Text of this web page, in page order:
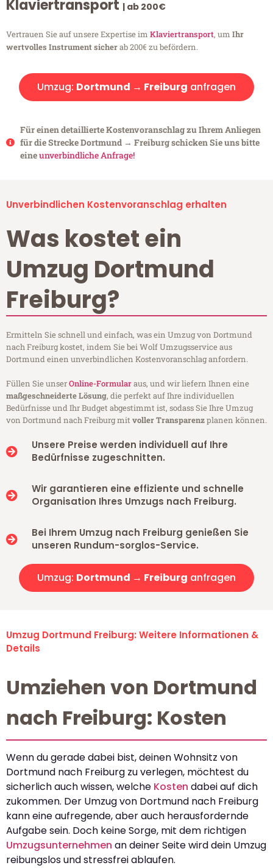
Klaviertransport | ab 200€
Vertrauen Sie auf unsere Expertise im Klaviertransport, um Ihr
wertvolles Instrument sicherab 200€ zu befördern.
Umzug: Dortmund → Freiburg anfragen
Für einen detaillierte Kostenvoranschlag zu Ihrem Anliegen
für die Strecke Dortmund → Freiburg schicken Sie uns bitte
eineunverbindliche Anfrage!
Unverbindlichen Kostenvoranschlag erhalten
Was kostet ein
Umzug Dortmund
Freiburg?
Ermitteln Sie schnell und einfach, was ein Umzug von Dortmund
nach Freiburg kostet, indem Sie bei Wolf Umzugsservice aus
Dortmund einen unverbindlichen Kostenvoranschlag anfordern.
Füllen Sie unserOnline-Formularaus, und wir liefern Ihnen eine
maßgeschneiderte Lösung, die perfekt auf Ihre individuellen
Bedürfnisse und Ihr Budget abgestimmt ist, sodass Sie Ihre Umzug
von Dortmund nach Freiburg mitvoller Transparenzplanen können.
Unsere Preise werden individuell auf Ihre
Bedürfnisse zugeschnitten.
Wir garantieren eine effiziente und schnelle
Organisation Ihres Umzugs nach Freiburg.
Bei Ihrem Umzug nach Freiburg genießen Sie
unseren Rundum-sorglos-Service.
Umzug: Dortmund → Freiburg anfragen
Umzug Dortmund Freiburg: Weitere Informationen &
Details
Umziehen von Dortmund
nach Freiburg: Kosten
Wenn du gerade dabei bist, deinen Wohnsitz von
Dortmund nach Freiburg zu verlegen, möchtest du
sicherlich auch wissen, welche Kosten dabei auf dich
zukommen. Der Umzug von Dortmund nach Freiburg
kann eine aufregende, aber auch herausfordernde
Aufgabe sein. Doch keine Sorge, mit dem richtigen
Umzugsunternehmen an deiner Seite wird dein Umzug
reibungslos und stressfrei ablaufen.